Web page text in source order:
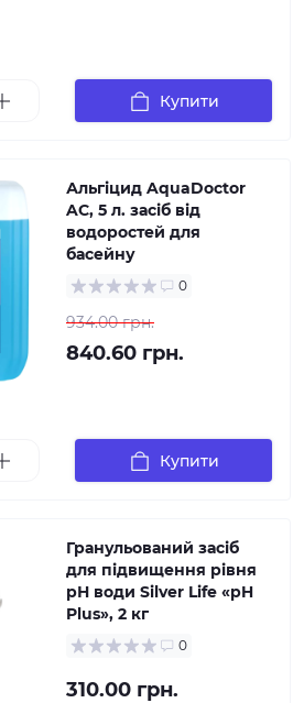
Купити
Альгіцид AquaDoctor
AС, 5 л. засіб від
водоростей для
басейну
0
934.00 грн.
840.60 грн.
Купити
Гранульований засіб
для підвищення рівня
рН води Silver Life «pH
Plus», 2 кг
0
310.00 грн.